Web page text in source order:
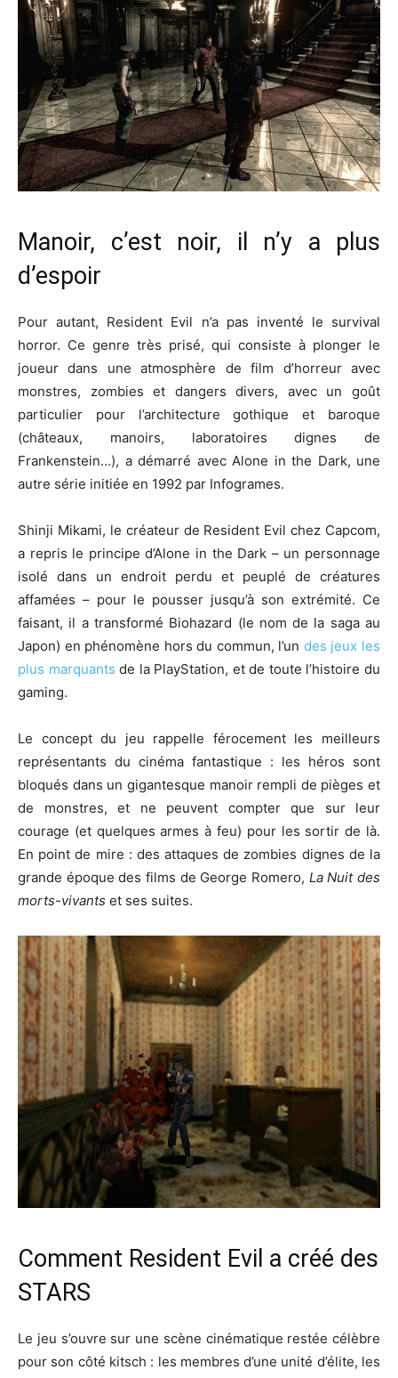
Manoir, c’est noir, il n’y a plus
d’espoir
Pour autant, Resident Evil n’a pas inventé le survival
horror. Ce genre très prisé, qui consiste à plonger le
joueur dans une atmosphère de film d’horreur avec
monstres, zombies et dangers divers, avec un goût
particulier pour l’architecture gothique et baroque
(châteaux, manoirs, laboratoires dignes de
Frankenstein…), a démarré avec Alone in the Dark, une
autre série initiée en 1992 par Infogrames.
Shinji Mikami, le créateur de Resident Evil chez Capcom,
a repris le principe d’Alone in the Dark – un personnage
isolé dans un endroit perdu et peuplé de créatures
affamées – pour le pousser jusqu’à son extrémité. Ce
faisant, il a transformé Biohazard (le nom de la saga au
Japon) en phénomène hors du commun, l’un des jeux les
plus marquants de la PlayStation, et de toute l’histoire du
gaming.
Le concept du jeu rappelle férocement les meilleurs
représentants du cinéma fantastique : les héros sont
bloqués dans un gigantesque manoir rempli de pièges et
de monstres, et ne peuvent compter que sur leur
courage (et quelques armes à feu) pour les sortir de là.
En point de mire : des attaques de zombies dignes de la
grande époque des films de George Romero, La Nuit des
morts-vivants et ses suites.
Comment Resident Evil a créé des
STARS
Le jeu s’ouvre sur une scène cinématique restée célèbre
pour son côté kitsch : les membres d’une unité d’élite, les